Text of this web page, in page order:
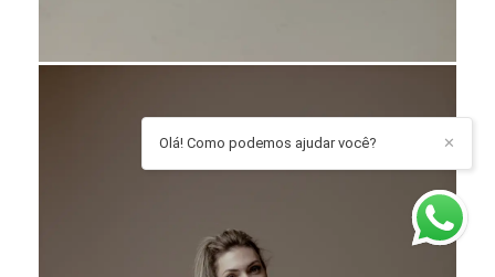
✕
Olá! Como podemos ajudar você?